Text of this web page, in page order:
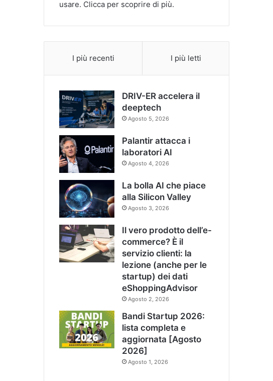
I più recenti I più letti
DRIV-ER accelera il
deeptech
Agosto 5, 2026
Palantir attacca i
laboratori AI
Agosto 4, 2026
La bolla AI che piace
alla Silicon Valley
Agosto 3, 2026
Il vero prodotto dell’e-
commerce? È il
servizio clienti: la
lezione (anche per le
startup) dei dati
eShoppingAdvisor
Agosto 2, 2026
Bandi Startup 2026:
lista completa e
aggiornata [Agosto
2026]
Agosto 1, 2026